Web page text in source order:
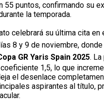
55 puntos, confirmando su
la temporada.
celebrará su última cita en
8 y 9 de noviembre,
GR Yaris Spain 2025. La
1,5, lo que
el desenlace
aspirantes al título,